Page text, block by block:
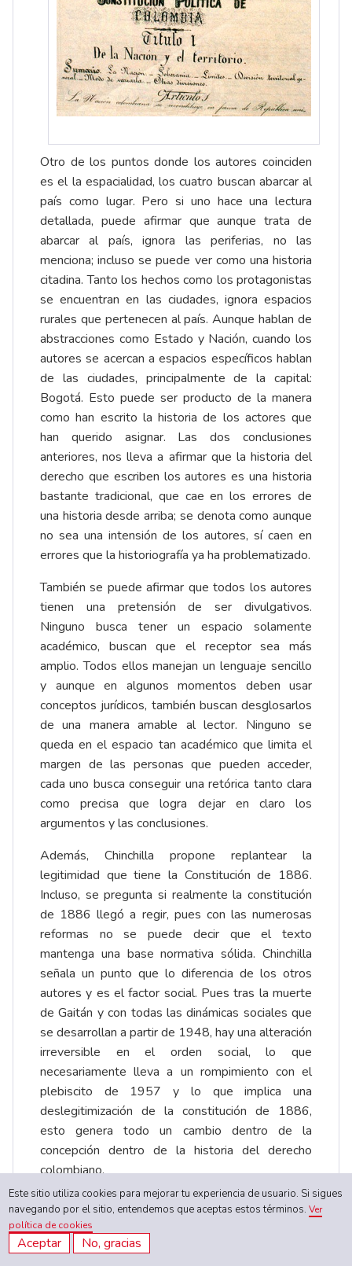
Otro de los puntos donde los autores coinciden
es el la espacialidad, los cuatro buscan abarcar al
país como lugar. Pero si uno hace una lectura
detallada, puede afirmar que aunque trata de
abarcar al país, ignora las periferias, no las
menciona; incluso se puede ver como una historia
citadina. Tanto los hechos como los protagonistas
se encuentran en las ciudades, ignora espacios
rurales que pertenecen al país. Aunque hablan de
abstracciones como Estado y Nación, cuando los
autores se acercan a espacios específicos hablan
de las ciudades, principalmente de la capital:
Bogotá. Esto puede ser producto de la manera
como han escrito la historia de los actores que
han querido asignar. Las dos conclusiones
anteriores, nos lleva a afirmar que la historia del
derecho que escriben los autores es una historia
bastante tradicional, que cae en los errores de
una historia desde arriba; se denota como aunque
no sea una intensión de los autores, sí caen en
errores que la historiografía ya ha problematizado.
También se puede afirmar que todos los autores
tienen una pretensión de ser divulgativos.
Ninguno busca tener un espacio solamente
académico, buscan que el receptor sea más
amplio. Todos ellos manejan un lenguaje sencillo
y aunque en algunos momentos deben usar
conceptos jurídicos, también buscan desglosarlos
de una manera amable al lector. Ninguno se
queda en el espacio tan académico que limita el
margen de las personas que pueden acceder,
cada uno busca conseguir una retórica tanto clara
como precisa que logra dejar en claro los
argumentos y las conclusiones.
Además, Chinchilla propone replantear la
legitimidad que tiene la Constitución de 1886.
Incluso, se pregunta si realmente la constitución
de 1886 llegó a regir, pues con las numerosas
reformas no se puede decir que el texto
mantenga una base normativa sólida. Chinchilla
señala un punto que lo diferencia de los otros
autores y es el factor social. Pues tras la muerte
de Gaitán y con todas las dinámicas sociales que
se desarrollan a partir de 1948, hay una alteración
irreversible en el orden social, lo que
necesariamente lleva a un rompimiento con el
plebiscito de 1957 y lo que implica una
deslegitimización de la constitución de 1886,
esto genera todo un cambio dentro de la
concepción dentro de la historia del derecho
colombiano.
Cuando se empezó el trabajo se buscó usar
autores de diferentes posturas en el debate
sobre la constitución de 1886. El defender que
Este sitio utiliza cookies para mejorar tu experiencia de usuario. Si sigues
navegando por el sitio, entendemos que aceptas estos términos.Ver
política de cookies
Aceptar No, gracias